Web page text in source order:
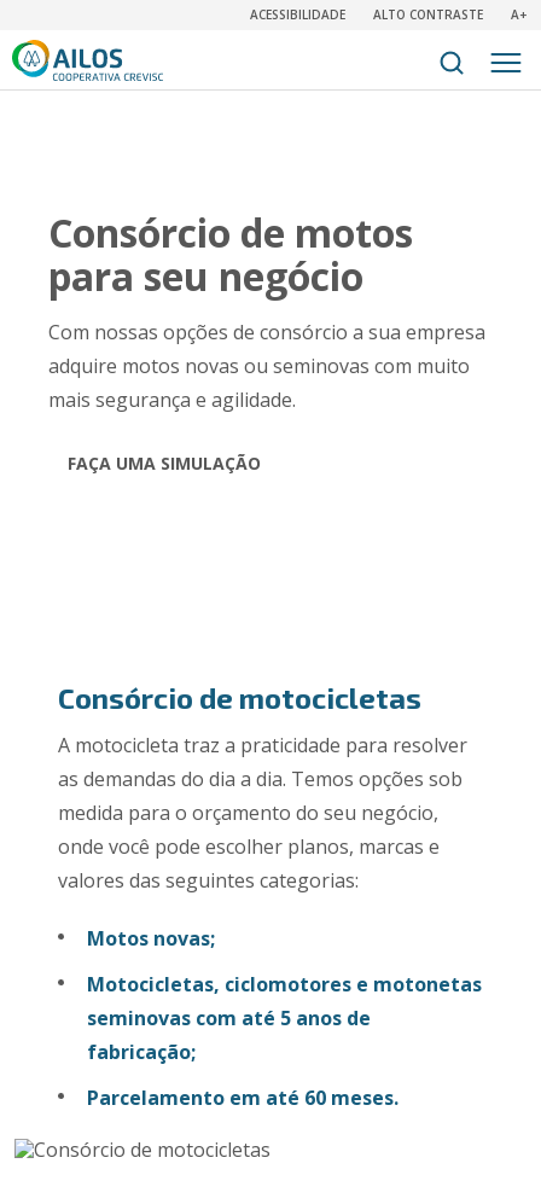
ACESSIBILIDADE ALTO CONTRASTE A+
Consórcio de motos
para seu negócio
Com nossas opções de consórcio a sua empresa
adquire motos novas ou seminovas com muito
mais segurança e agilidade.
FAÇA UMA SIMULAÇÃO
Consórcio de motocicletas
A motocicleta traz a praticidade para resolver
as demandas do dia a dia. Temos opções sob
medida para o orçamento do seu negócio,
onde você pode escolher planos, marcas e
valores das seguintes categorias:
Motos novas;
Motocicletas, ciclomotores e motonetas
seminovas com até 5 anos de
fabricação;
Parcelamento em até 60 meses.